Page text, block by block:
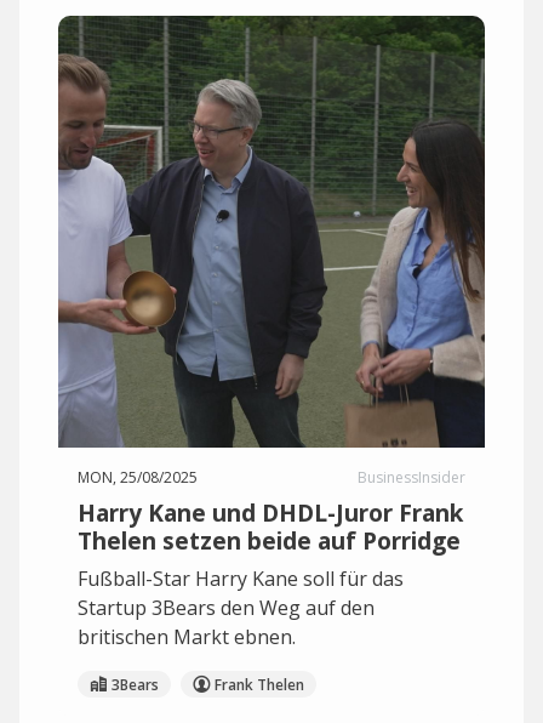
MON, 25/08/2025 BusinessInsider
Harry Kane und DHDL-Juror Frank
Thelen setzen beide auf Porridge
Fußball-Star Harry Kane soll für das
Startup 3Bears den Weg auf den
britischen Markt ebnen.
3Bears Frank Thelen